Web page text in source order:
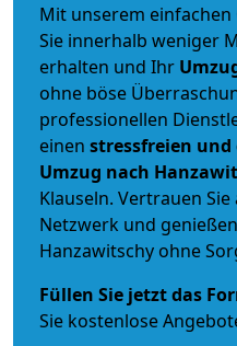
Mit unserem einfachen
Sie innerhalb weniger
erhalten und Ihr
ohne böse
professionellen
einen stressfreien
Umzug nach
Klauseln. Vertrauen
Netzwerk und
Hanzawitschy ohne
Füllen Sie jetzt das
Sie kostenlose